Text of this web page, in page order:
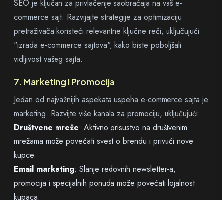
SEO je ključan za privlačenje saobraćaja na vaš e-
commerce sajt. Razvijajte strategije za optimizaciju
pretraživača koristeći relevantne ključne reči, uključujući
"izrada e-commerce sajtova", kako biste poboljšali
vidljivost vašeg sajta.
7. Marketing I Promocija
Jedan od najvažnijih aspekata uspeha e-commerce sajta je
marketing. Razvijte više kanala za promociju, uključujući:
Društvene mreže: Aktivno prisustvo na društvenim
mrežama može povećati svest o brendu i privući nove
kupce.
Email marketing: Slanje redovnih newsletter-a,
promocija i specijalnih ponuda može povećati lojalnost
kupaca.